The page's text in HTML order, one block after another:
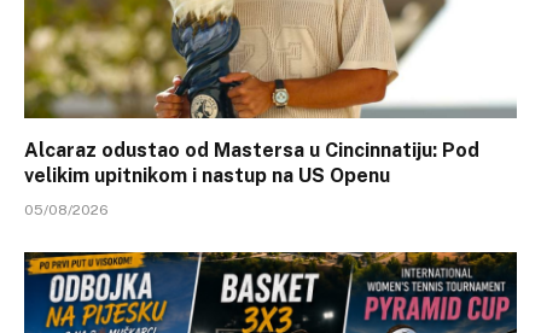
Alcaraz odustao od Mastersa u Cincinnatiju: Pod
velikim upitnikom i nastup na US Openu
05/08/2026